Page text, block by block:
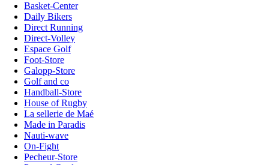
Basket-Center
Daily Bikers
Direct Running
Direct-Volley
Espace Golf
Foot-Store
Galopp-Store
Golf and co
Handball-Store
House of Rugby
La sellerie de Maé
Made in Paradis
Nauti-wave
On-Fight
Pecheur-Store